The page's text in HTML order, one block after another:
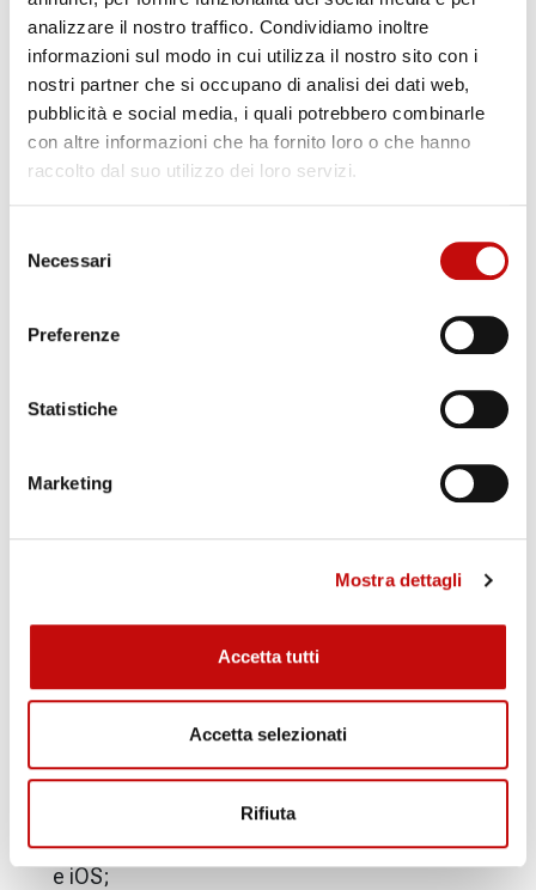
analizzare il nostro traffico. Condividiamo inoltre
informazioni sul modo in cui utilizza il nostro sito con i
nostri partner che si occupano di analisi dei dati web,
pubblicità e social media, i quali potrebbero combinarle
con altre informazioni che ha fornito loro o che hanno
raccolto dal suo utilizzo dei loro servizi.
delNecessari
Preferenze
Statistiche
Marketing
Mostra dettagli
Accetta tutti
Accetta selezionati
Rifiuta
landmark degli screen reader.
3.2 Onere sproporzionato
Non sono al momento dichiarati casi di non
conformità per onere sproporzionato ai sensi
dell’articolo 3-ter della Legge 9 gennaio 2004, n. 4.
ovvero il player video di YouTube utilizzato nelle
caratteristiche di accessibilità non sono direttamente
da provider esterno (Google LLC). Sono in valutazione
trascrizione testuale del contenuto video.
manuali con tecnologie assistive, in particolare:
navigazione completa del sito tramite la sola
tastiera, con verifica dell’ordine di tabulazione e
della visibilità dell’indicatore di focus;
verifica con screen reader VoiceOver su macOS
e iOS;